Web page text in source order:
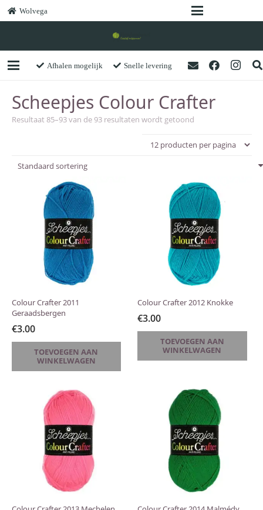
Wolvega
Afhalen mogelijk Snelle levering
Scheepjes Colour Crafter
Resultaat 85–93 van de 93 resultaten wordt getoond
Colour Crafter 2011
Geraadsbergen
€3.00
TOEVOEGEN AAN
WINKELWAGEN
Colour Crafter 2012 Knokke
€3.00
TOEVOEGEN AAN
WINKELWAGEN